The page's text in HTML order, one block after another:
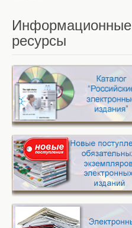
Информационные
ресурсы